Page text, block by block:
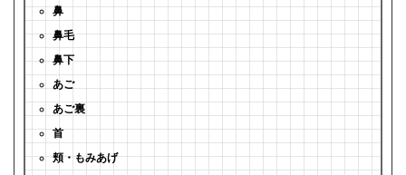
鼻
鼻毛
鼻下
あご
あご裏
首
頬・もみあげ